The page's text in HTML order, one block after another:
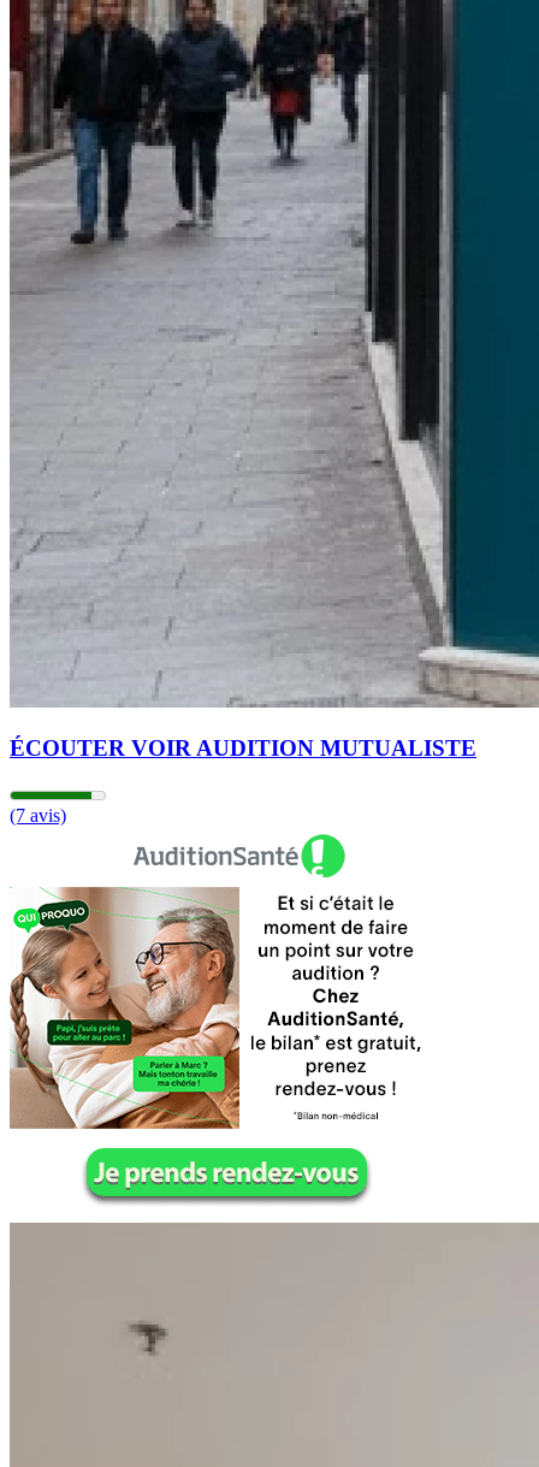
ÉCOUTER VOIR AUDITION MUTUALISTE
(7 avis)